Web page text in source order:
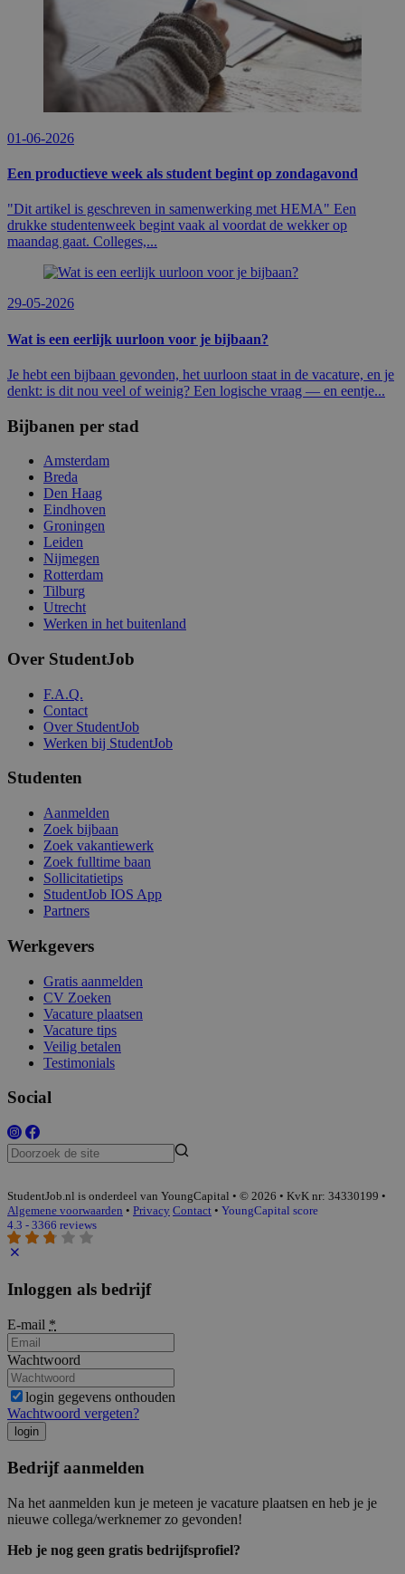
01-06-2026
Een productieve week als student begint op zondagavond
"Dit artikel is geschreven in samenwerking met HEMA" Een
drukke studentenweek begint vaak al voordat de wekker op
maandag gaat. Colleges,...
29-05-2026
Wat is een eerlijk uurloon voor je bijbaan?
Je hebt een bijbaan gevonden, het uurloon staat in de vacature, en je
denkt: is dit nou veel of weinig? Een logische vraag — en eentje...
Bijbanen per stad
Amsterdam
Breda
Den Haag
Eindhoven
Groningen
Leiden
Nijmegen
Rotterdam
Tilburg
Utrecht
Werken in het buitenland
Over StudentJob
F.A.Q.
Contact
Over StudentJob
Werken bij StudentJob
Studenten
Aanmelden
Zoek bijbaan
Zoek vakantiewerk
Zoek fulltime baan
Sollicitatietips
StudentJob IOS App
Partners
Werkgevers
Gratis aanmelden
CV Zoeken
Vacature plaatsen
Vacature tips
Veilig betalen
Testimonials
Social
StudentJob.nl is onderdeel van YoungCapital • © 2026 • KvK nr: 34330199 •
Algemene voorwaarden • Privacy Contact • YoungCapital score
4.3 - 3366 reviews
Inloggen als bedrijf
E-mail *
Wachtwoord
login gegevens onthouden
Wachtwoord vergeten?
login
Bedrijf aanmelden
Na het aanmelden kun je meteen je vacature plaatsen en heb je je
nieuwe collega/werknemer zo gevonden!
Heb je nog geen gratis bedrijfsprofiel?